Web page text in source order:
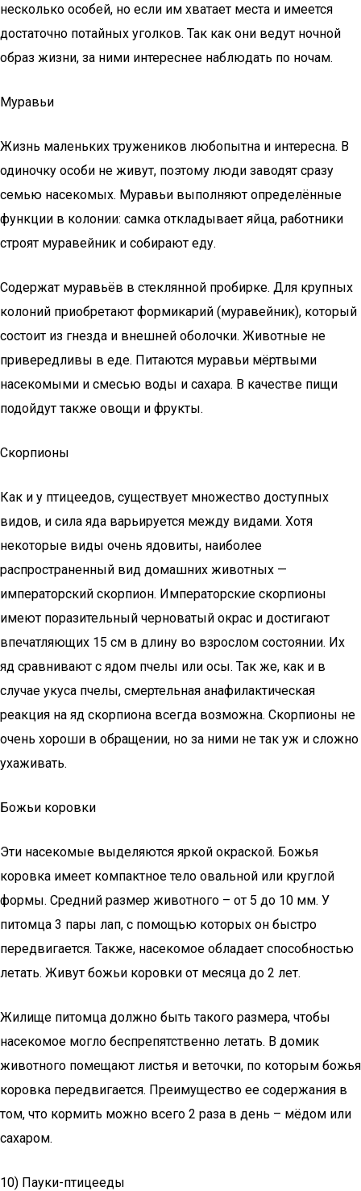
несколько особей, но если им хватает места и имеется
достаточно потайных уголков. Так как они ведут ночной
образ жизни, за ними интереснее наблюдать по ночам.
Муравьи
Жизнь маленьких тружеников любопытна и интересна. В
одиночку особи не живут, поэтому люди заводят сразу
семью насекомых. Муравьи выполняют определённые
функции в колонии: самка откладывает яйца, работники
строят муравейник и собирают еду.
Содержат муравьёв в стеклянной пробирке. Для крупных
колоний приобретают формикарий (муравейник), который
состоит из гнезда и внешней оболочки. Животные не
привередливы в еде. Питаются муравьи мёртвыми
насекомыми и смесью воды и сахара. В качестве пищи
подойдут также овощи и фрукты.
Скорпионы
Как и у птицеедов, существует множество доступных
видов, и сила яда варьируется между видами. Хотя
некоторые виды очень ядовиты, наиболее
распространенный вид домашних животных —
императорский скорпион. Императорские скорпионы
имеют поразительный черноватый окрас и достигают
впечатляющих 15 см в длину во взрослом состоянии. Их
яд сравнивают с ядом пчелы или осы. Так же, как и в
случае укуса пчелы, смертельная анафилактическая
реакция на яд скорпиона всегда возможна. Скорпионы не
очень хороши в обращении, но за ними не так уж и сложно
ухаживать.
Божьи коровки
Эти насекомые выделяются яркой окраской. Божья
коровка имеет компактное тело овальной или круглой
формы. Средний размер животного – от 5 до 10 мм. У
питомца 3 пары лап, с помощью которых он быстро
передвигается. Также, насекомое обладает способностью
летать. Живут божьи коровки от месяца до 2 лет.
Жилище питомца должно быть такого размера, чтобы
насекомое могло беспрепятственно летать. В домик
животного помещают листья и веточки, по которым божья
коровка передвигается. Преимущество ее содержания в
том, что кормить можно всего 2 раза в день – мёдом или
сахаром.
10) Пауки-птицееды